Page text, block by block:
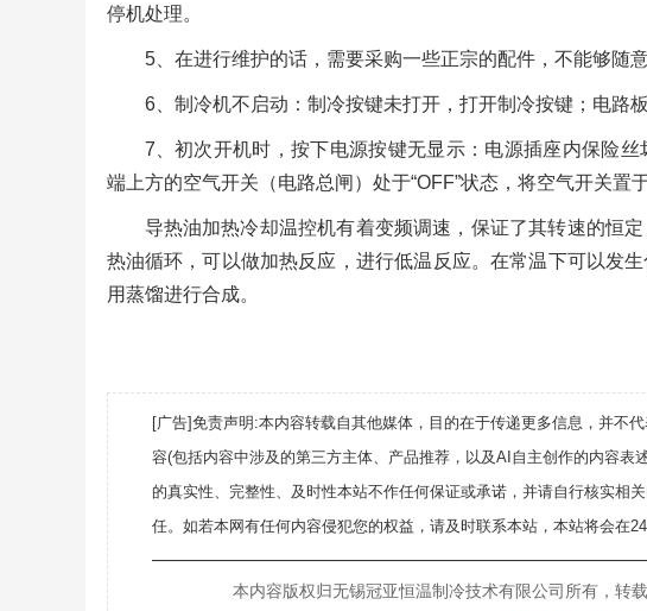
停机处理。
5、在进行维护的话，需要采购一些正宗的配件，不能够随
6、制冷机不启动：制冷按键未打开，打开制冷按键；电路
7、初次开机时，按下电源按键无显示：电源插座内保险
端上方的空气开关（电路总闸）处于“OFF”状态，将空气开关置
导热油加热冷却温控机有着变频调速，保证了其转速的恒
热油循环，可以做加热反应，进行低温反应。在常温下可以发
用蒸馏进行合成。
[广告]免责声明:本内容转载自其他媒体，目的在于传递更多信息，并不
容(包括内容中涉及的第三方主体、产品推荐，以及AI自主创作的内容
的真实性、完整性、及时性本站不作任何保证或承诺，并请自行核实相
任。如若本网有任何内容侵犯您的权益，请及时联系本站，本站将会在24
本内容版权归无锡冠亚恒温制冷技术有限公司所有，转